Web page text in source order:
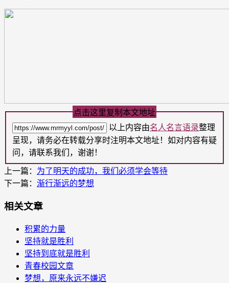
点击这里复制本文地址
以上内容由名人名言语录整理
呈现，请务必在转载分享时注明本文地址！如对内容有疑
问，请联系我们，谢谢！
上一篇： 为了明天的成功，我们必须学会等待
下一篇： 渐行渐远的梦想
相关文章
积累的力量
坚持就是胜利
坚持到底就是胜利
青春校园文章
梦想，原来永远不嫌迟